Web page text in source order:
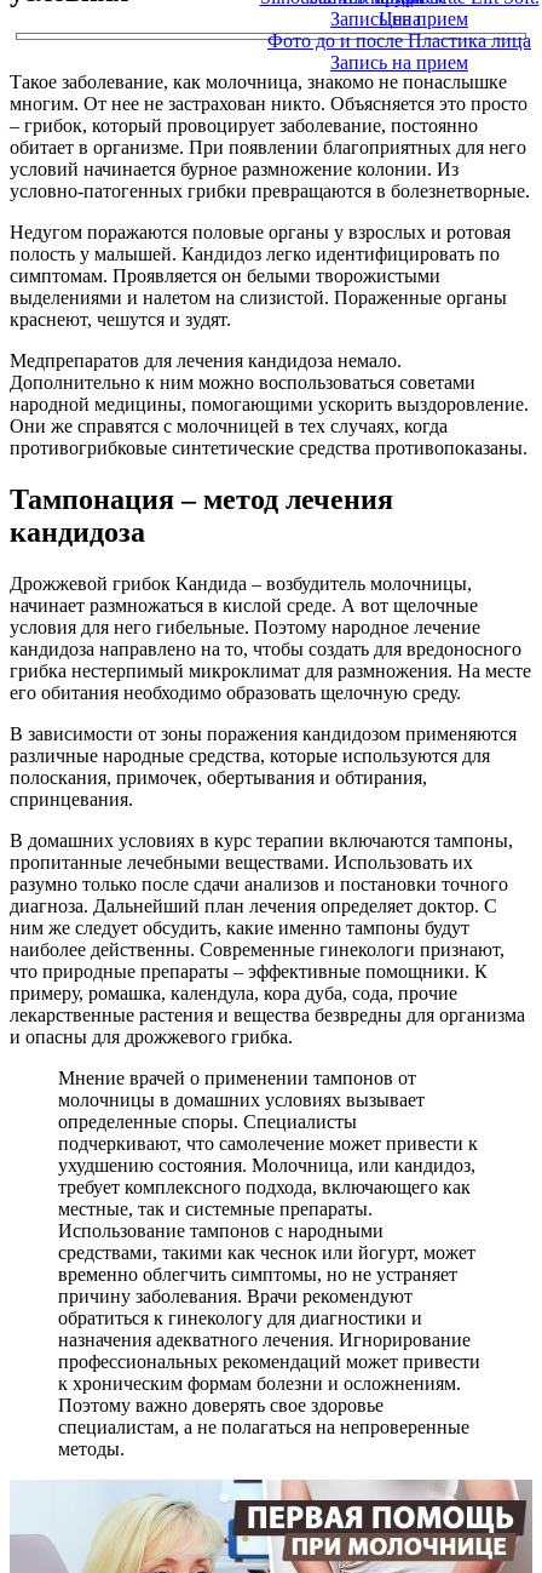
Цена
Фото до и после Пластика лица
Запись на прием
Запись на прием
Такое заболевание, как молочница, знакомо не понаслышке
многим. От нее не застрахован никто. Объясняется это просто
– грибок, который провоцирует заболевание, постоянно
обитает в организме. При появлении благоприятных для него
условий начинается бурное размножение колонии. Из
условно-патогенных грибки превращаются в болезнетворные.
Недугом поражаются половые органы у взрослых и ротовая
полость у малышей. Кандидоз легко идентифицировать по
симптомам. Проявляется он белыми творожистыми
выделениями и налетом на слизистой. Пораженные органы
краснеют, чешутся и зудят.
Медпрепаратов для лечения кандидоза немало.
Дополнительно к ним можно воспользоваться советами
народной медицины, помогающими ускорить выздоровление.
Они же справятся с молочницей в тех случаях, когда
противогрибковые синтетические средства противопоказаны.
Тампонация – метод лечения
кандидоза
Дрожжевой грибок Кандида – возбудитель молочницы,
начинает размножаться в кислой среде. А вот щелочные
условия для него гибельные. Поэтому народное лечение
кандидоза направлено на то, чтобы создать для вредоносного
грибка нестерпимый микроклимат для размножения. На месте
его обитания необходимо образовать щелочную среду.
В зависимости от зоны поражения кандидозом применяются
различные народные средства, которые используются для
полоскания, примочек, обертывания и обтирания,
спринцевания.
В домашних условиях в курс терапии включаются тампоны,
пропитанные лечебными веществами. Использовать их
разумно только после сдачи анализов и постановки точного
диагноза. Дальнейший план лечения определяет доктор. С
ним же следует обсудить, какие именно тампоны будут
наиболее действенны. Современные гинекологи признают,
что природные препараты – эффективные помощники. К
примеру, ромашка, календула, кора дуба, сода, прочие
лекарственные растения и вещества безвредны для организма
и опасны для дрожжевого грибка.
Мнение врачей о применении тампонов от
молочницы в домашних условиях вызывает
определенные споры. Специалисты
подчеркивают, что самолечение может привести к
ухудшению состояния. Молочница, или кандидоз,
требует комплексного подхода, включающего как
местные, так и системные препараты.
Использование тампонов с народными
средствами, такими как чеснок или йогурт, может
временно облегчить симптомы, но не устраняет
причину заболевания. Врачи рекомендуют
обратиться к гинекологу для диагностики и
назначения адекватного лечения. Игнорирование
профессиональных рекомендаций может привести
к хроническим формам болезни и осложнениям.
Поэтому важно доверять свое здоровье
специалистам, а не полагаться на непроверенные
методы.